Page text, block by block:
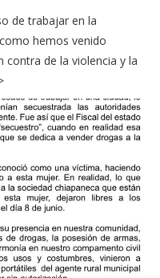
de trabajar en la
hemos venido
contra de la violencia y la